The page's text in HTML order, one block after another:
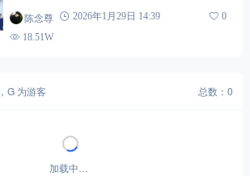
陈念尊 2026年1月29日 14:39
0
18.51W
G 为游客 总数：0
加载中…